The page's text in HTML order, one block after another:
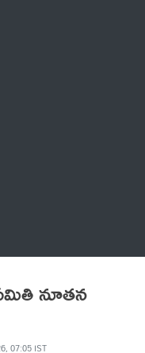
నూతన
07:05 IST